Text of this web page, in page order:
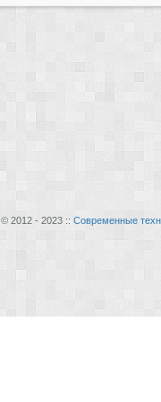
© 2012 - 2023 :: Современные